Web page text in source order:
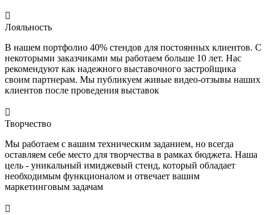

Лояльность
В нашем портфолио 40% стендов для постоянных клиентов. С
некоторыми заказчиками мы работаем больше 10 лет. Нас
рекомендуют как надежного выставочного застройщика
своим партнерам. Мы публикуем живые видео-отзывы наших
клиентов после проведения выставок

Творчество
Мы работаем с вашим техническим заданием, но всегда
оставляем себе место для творчества в рамках бюджета. Наша
цель - уникальный имиджевый стенд, который обладает
необходимым функционалом и отвечает вашим
маркетинговым задачам
